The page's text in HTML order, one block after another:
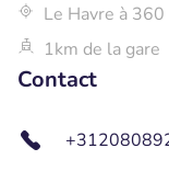
Le Havre à
1km de la gare
Contact